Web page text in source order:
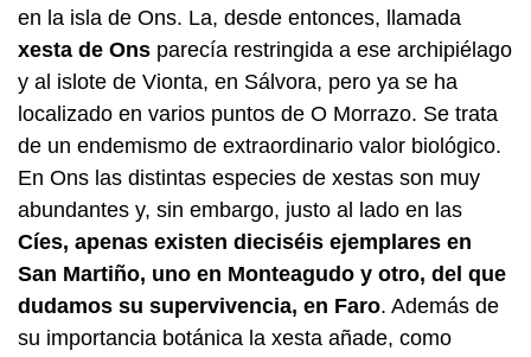
en la isla de Ons. La, desde entonces, llamada
xesta de Ons parecía restringida a ese archipiélago
y al islote de Vionta, en Sálvora, pero ya se ha
localizado en varios puntos de O Morrazo. Se trata
de un endemismo de extraordinario valor biológico.
En Ons las distintas especies de xestas son muy
abundantes y, sin embargo, justo al lado en las
Cíes, apenas existen dieciséis ejemplares en
San Martiño, uno en Monteagudo y otro, del que
dudamos su supervivencia, en Faro. Además de
su importancia botánica la xesta añade, como